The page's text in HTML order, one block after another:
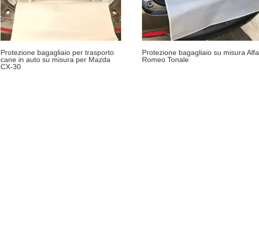
Protezione bagagliaio per trasporto
cane in auto su misura per Mazda
CX-30
Protezione bagagliaio su misura Alfa
Romeo Tonale